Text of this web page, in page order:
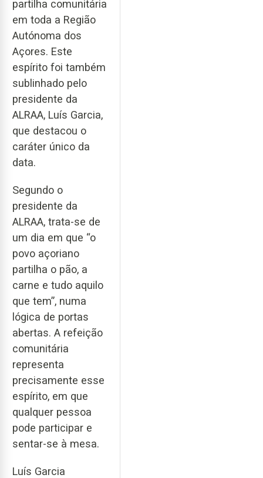
partilha comunitária
em toda a Região
Autónoma dos
Açores. Este
espírito foi também
sublinhado pelo
presidente da
ALRAA, Luís Garcia,
que destacou o
caráter único da
data.
Segundo o
presidente da
ALRAA, trata-se de
um dia em que “o
povo açoriano
partilha o pão, a
carne e tudo aquilo
que tem”, numa
lógica de portas
abertas. A refeição
comunitária
representa
precisamente esse
espírito, em que
qualquer pessoa
pode participar e
sentar-se à mesa.
Luís Garcia